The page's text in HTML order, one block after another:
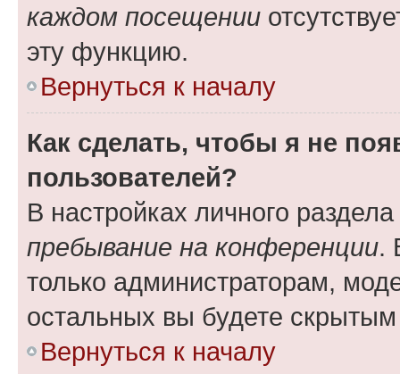
каждом посещении
эту функцию.
Вернуться к началу
Как сделать, чтобы я не
пользователей?
В настройках личного
пребывание на конференции.
только администраторам,
остальных вы будете
Вернуться к началу